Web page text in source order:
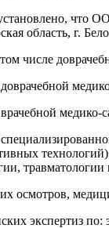
что
область, г.
числе
осмотров,
экспертиз по: